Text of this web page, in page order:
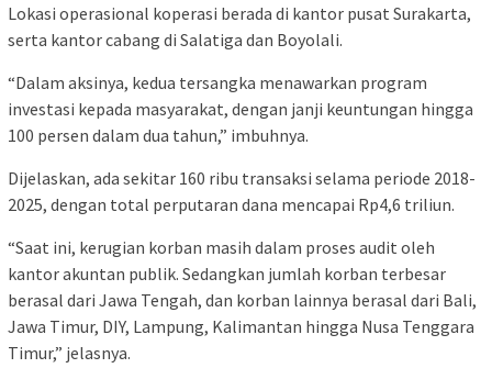
Lokasi operasional koperasi berada di kantor pusat Surakarta,
serta kantor cabang di Salatiga dan Boyolali.
“Dalam aksinya, kedua tersangka menawarkan program
investasi kepada masyarakat, dengan janji keuntungan hingga
100 persen dalam dua tahun,” imbuhnya.
Dijelaskan, ada sekitar 160 ribu transaksi selama periode 2018-
2025, dengan total perputaran dana mencapai Rp4,6 triliun.
“Saat ini, kerugian korban masih dalam proses audit oleh
kantor akuntan publik. Sedangkan jumlah korban terbesar
berasal dari Jawa Tengah, dan korban lainnya berasal dari Bali,
Jawa Timur, DIY, Lampung, Kalimantan hingga Nusa Tenggara
Timur,” jelasnya.